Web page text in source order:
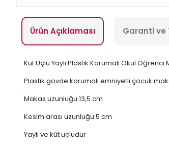
Ürün Açıklaması Garanti ve
Küt Uçlu Yaylı Plastik Korumalı Okul Öğrenci
Plastik gövde korumalı emniyetli çocuk
Makas uzunluğu:13,5 cm
Kesim arası uzunluğu:5 cm
Yaylı ve küt uçludur